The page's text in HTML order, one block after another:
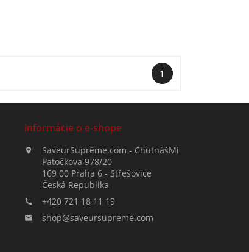
1
Informácie o e-shope

SaveurSuprême.com - ChutnášMi
Patočkova 978/20
169 00 Praha 6 - Střešovice
Česká Republika
 +420 721 18 11 19
 shop@saveursupreme.com